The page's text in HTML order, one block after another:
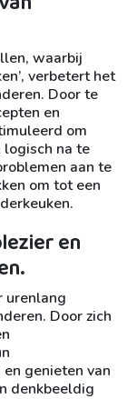
waarbij
verbetert het
Door te
en
om
logisch na te
aan te
om tot een
en
urenlang
Door zich
genieten van
denkbeeldig